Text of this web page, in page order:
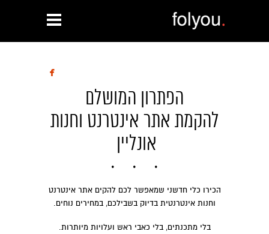

הפתרון המושלם
להקמת אתר אינטרנט וחנות
אונליין
הכירו כלי חדשני שמאפשר לכם להקים אתר אינטרנט
וחנות אינטרנטית בדיוק בשבילכם, במחירים נוחים.
בלי מתכנתים, בלי כאבי ראש ועלויות מיותרות.